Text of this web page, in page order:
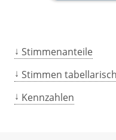
Stimmenanteile
Stimmen tabellarisch
Kennzahlen